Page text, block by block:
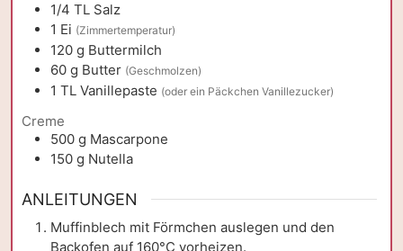
1/4 TL Salz
1 Ei (Zimmertemperatur)
120 g Buttermilch
60 g Butter (Geschmolzen)
1 TL Vanillepaste (oder ein Päckchen Vanillezucker)
Creme
500 g Mascarpone
150 g Nutella
ANLEITUNGEN
Muffinblech mit Förmchen auslegen und den
Backofen auf 160°C vorheizen.